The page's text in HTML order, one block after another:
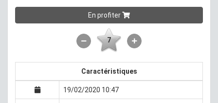
En profiter
7
Caractéristiques
19/02/2020 10:47